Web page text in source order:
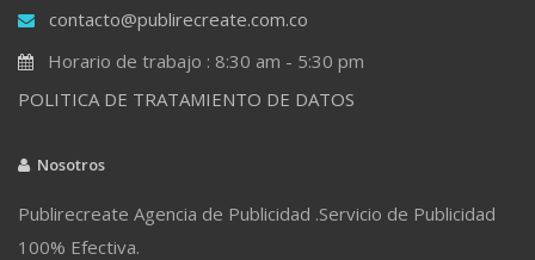
contacto@publirecreate.com.co
Horario de trabajo : 8:30 am - 5:30 pm
POLITICA DE TRATAMIENTO DE DATOS
Nosotros
Publirecreate Agencia de Publicidad .Servicio de Publicidad
100% Efectiva.